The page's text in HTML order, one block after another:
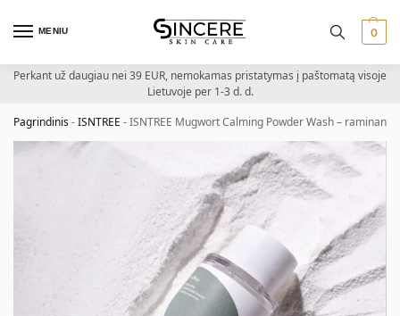
MENIU 0
Perkant už daugiau nei 39 EUR, nemokamas pristatymas į paštomatą visoje
Lietuvoje per 1-3 d. d.
Pagrindinis-ISNTREE -ISNTREE Mugwort Calming Powder Wash –